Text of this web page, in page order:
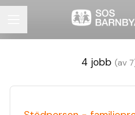
4 jobb (av